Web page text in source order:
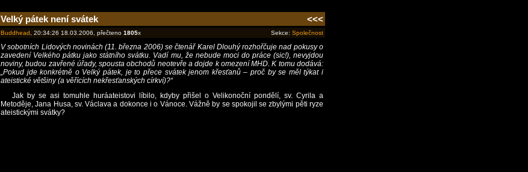
Velký pátek není svátek <<<
Buddhead , 20:34:26 18.03.2006, přečteno 1805x Sekce: Společnost
V sobotních Lidových novinách (11. března 2006) se čtenář Karel Dlouhý rozhořčuje nad pokusy o
zavedení Velkého pátku jako státního svátku. Vadí mu, že nebude moci do práce (sic!), nevyjdou
noviny, budou zavřené úřady, spousta obchodů neotevře a dojde k omezení MHD. K tomu dodává:
„Pokud jde konkrétně o Velký pátek, je to přece svátek jenom křesťanů – proč by se měl týkat i
ateistické většiny (a věřících nekřesťanských církví)?“
Jak by se asi tomuhle huráateistovi líbilo, kdyby přišel o Velikonoční pondělí, sv. Cyrila a
Metoděje, Jana Husa, sv. Václava a dokonce i o Vánoce. Vážně by se spokojil se zbylými pěti ryze
ateistickými svátky?